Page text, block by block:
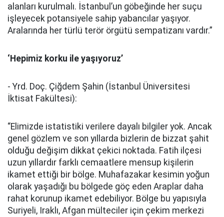
alanları kurulmalı. İstanbul’un göbeğinde her suçu
işleyecek potansiyele sahip yabancılar yaşıyor.
Aralarında her türlü terör örgütü sempatizanı vardır.”
‘Hepimiz korku ile yaşıyoruz’
- Yrd. Doç. Çiğdem Şahin (İstanbul Üniversitesi
İktisat Fakültesi):
“Elimizde istatistiki verilere dayalı bilgiler yok. Ancak
genel gözlem ve son yıllarda bizlerin de bizzat şahit
olduğu değişim dikkat çekici noktada. Fatih ilçesi
uzun yıllardır farklı cemaatlere mensup kişilerin
ikamet ettiği bir bölge. Muhafazakar kesimin yoğun
olarak yaşadığı bu bölgede göç eden Araplar daha
rahat korunup ikamet edebiliyor. Bölge bu yapısıyla
Suriyeli, Iraklı, Afgan mülteciler için çekim merkezi